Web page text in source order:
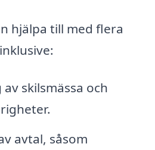
hjälpa till med flera
skilsmässa och
avtal, såsom